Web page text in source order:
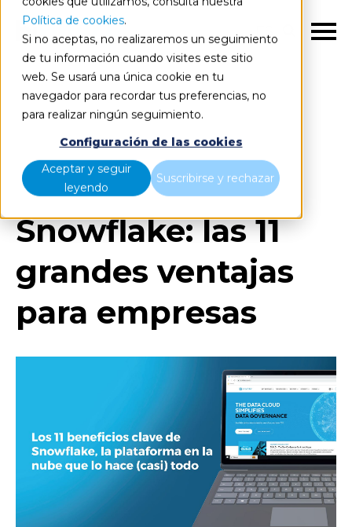
Política de cookies.
Si no aceptas, no realizaremos un seguimiento
de tu información cuando visites este sitio
web. Se usará una única cookie en tu
navegador para recordar tus preferencias, no
para realizar ningún seguimiento.
Configuración de las cookies
Aceptar y seguir
leyendo
Suscribirse y rechazar
ES
Snowflake: las 11 grandes ventajas para empresas
Snowflake: las 11
grandes ventajas
para empresas